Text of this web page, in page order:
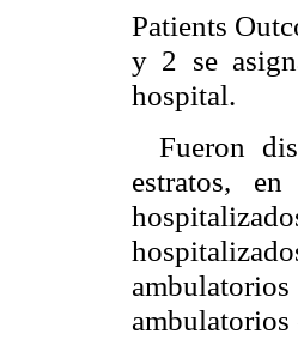
Patients
y 2 se
hospital.
Fueron
estratos,
ambulatorios